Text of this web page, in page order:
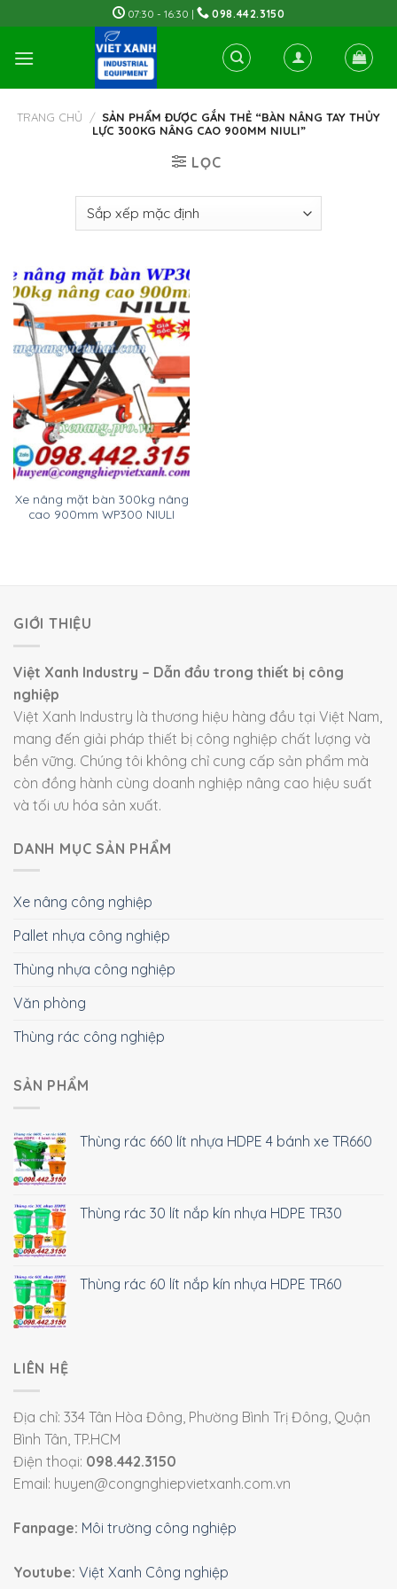
to
content
07:30 - 16:30 | 098.442.3150
TRANG CHỦ / SẢN PHẨM ĐƯỢC GẮN THẺ “BÀN NÂNG TAY THỦY
LỰC 300KG NÂNG CAO 900MM NIULI”
LỌC
Xe nâng mặt bàn 300kg nâng
cao 900mm WP300 NIULI
GIỚI THIỆU
Việt Xanh Industry – Dẫn đầu trong thiết bị công
nghiệp
Việt Xanh Industry là thương hiệu hàng đầu tại Việt Nam,
mang đến giải pháp thiết bị công nghiệp chất lượng và
bền vững. Chúng tôi không chỉ cung cấp sản phẩm mà
còn đồng hành cùng doanh nghiệp nâng cao hiệu suất
và tối ưu hóa sản xuất.
DANH MỤC SẢN PHẨM
Xe nâng công nghiệp
Pallet nhựa công nghiệp
Thùng nhựa công nghiệp
Văn phòng
Thùng rác công nghiệp
SẢN PHẨM
Thùng rác 660 lít nhựa HDPE 4 bánh xe TR660
Thùng rác 30 lít nắp kín nhựa HDPE TR30
Thùng rác 60 lít nắp kín nhựa HDPE TR60
LIÊN HỆ
Địa chỉ: 334 Tân Hòa Đông, Phường Bình Trị Đông, Quận
Bình Tân, TP.HCM
Điện thoại: 098.442.3150
Email: huyen@congnghiepvietxanh.com.vn
Fanpage: Môi trường công nghiệp
Youtube: Việt Xanh Công nghiệp